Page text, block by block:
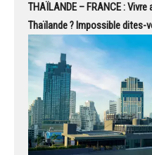
THAÏLANDE – FRANCE :
Thaïlande ? Impossible dites-